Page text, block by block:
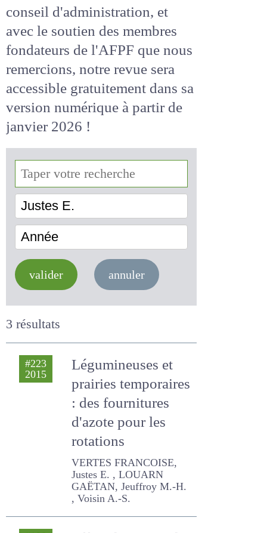
Suite à la décision de notre
conseil d'administration, et
avec le soutien des membres
fondateurs de l'AFPF que nous
remercions, notre revue sera
accessiblegratuitementdans
sa version numérique
de janvier 2026 !
Justes E.
valider annuler
3 résultats
#223
Légumineuses et
prairies
temporaires : des
fournitures d'azote
pour les rotations
VERTES FRANCOISE, Justes
E. , LOUARN GAËTAN,
Jeuffroy M.-H. , Voisin A.-S.